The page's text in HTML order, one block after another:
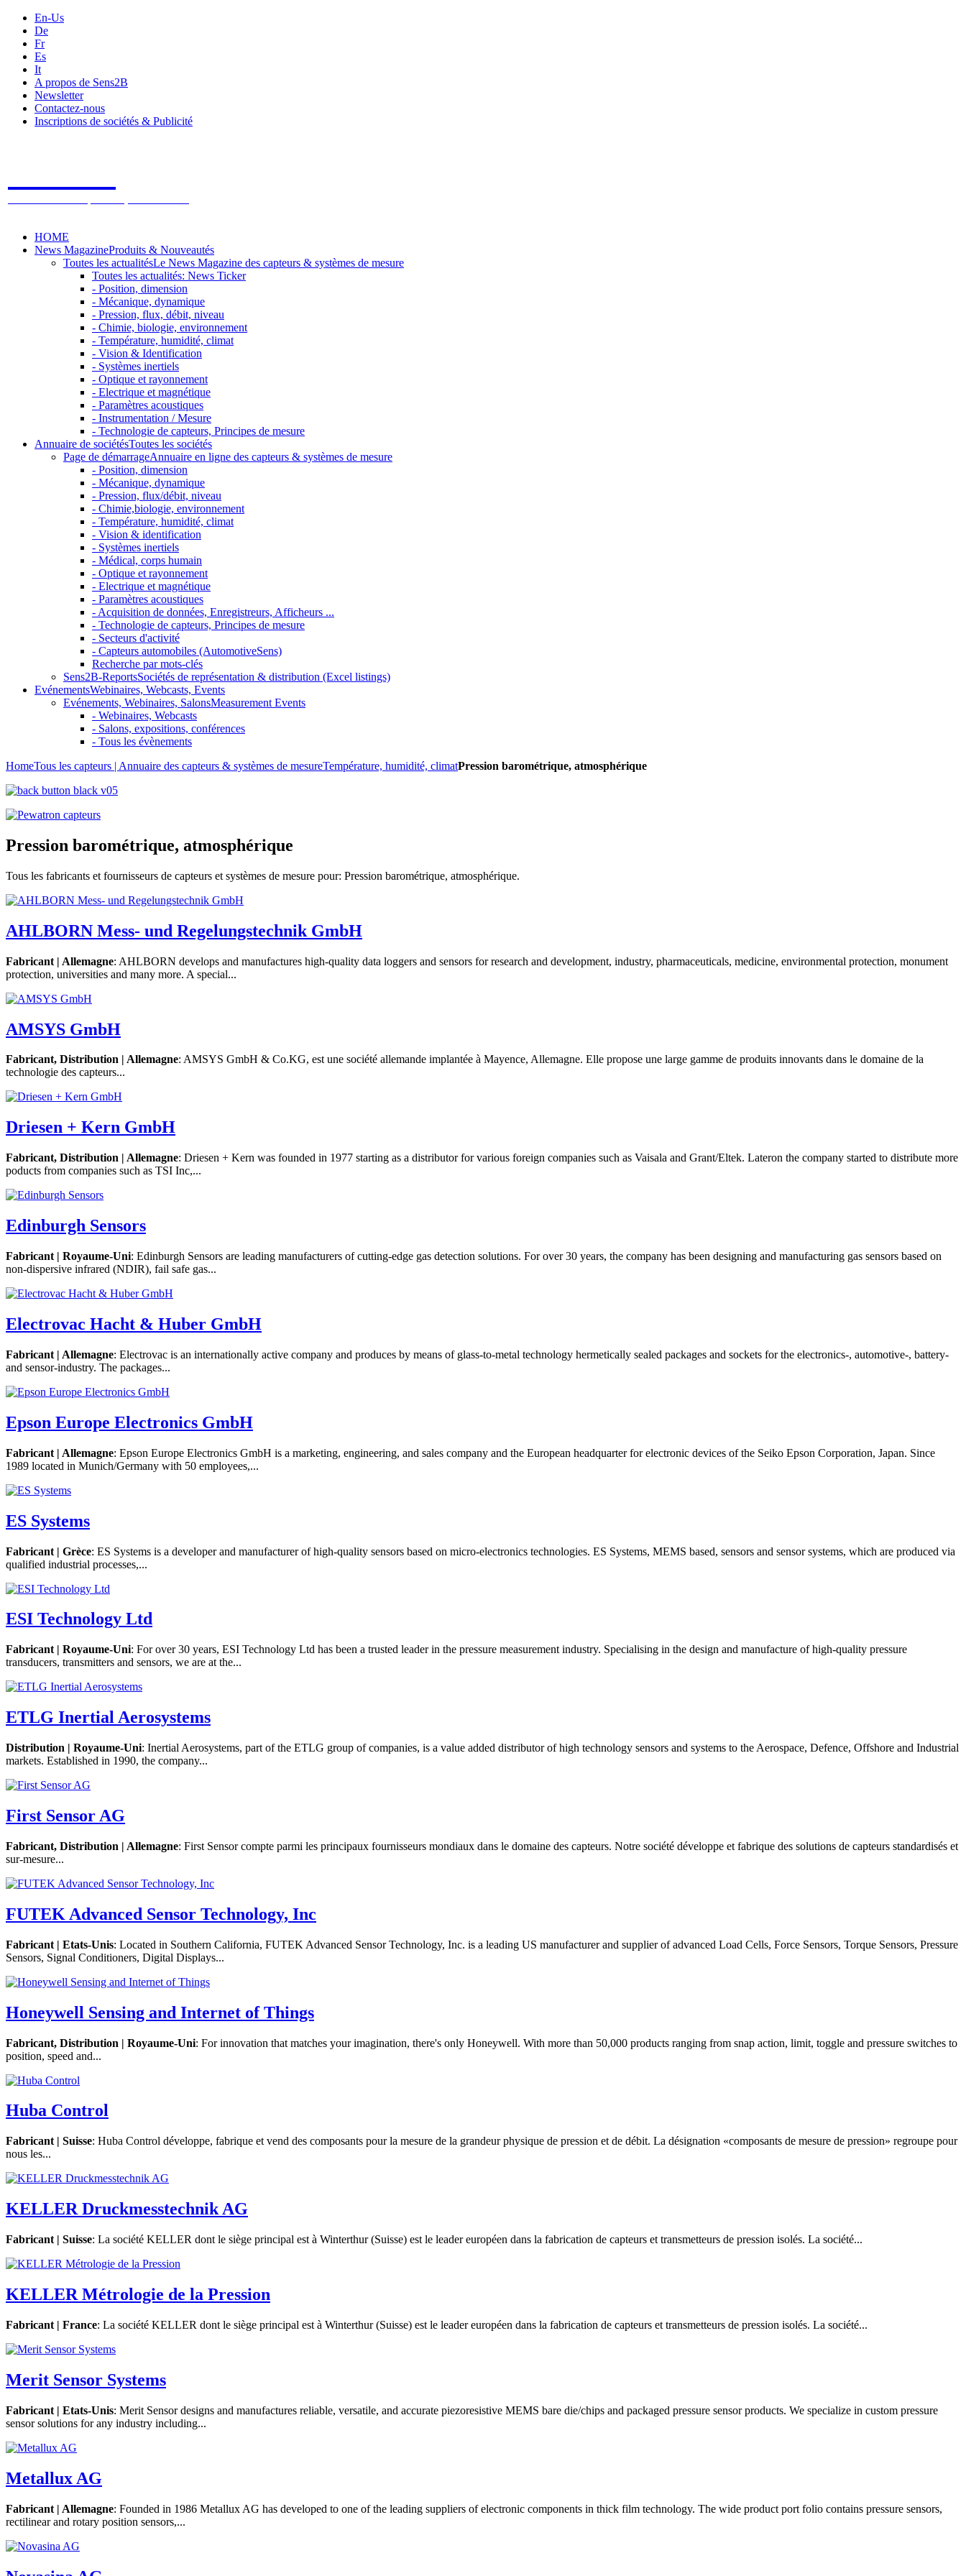
En-Us
De
Fr
Es
It
A propos de Sens2B
Newsletter
Contactez-nous
Inscriptions de sociétés & Publicité
HOME
News MagazineProduits & Nouveautés
Toutes les actualitésLe News Magazine des capteurs & systèmes de mesure
Toutes les actualités: News Ticker
- Position, dimension
- Mécanique, dynamique
- Pression, flux, débit, niveau
- Chimie, biologie, environnement
- Température, humidité, climat
- Vision & Identification
- Systèmes inertiels
- Optique et rayonnement
- Electrique et magnétique
- Paramètres acoustiques
- Instrumentation / Mesure
- Technologie de capteurs, Principes de mesure
Annuaire de sociétésToutes les sociétés
Page de démarrageAnnuaire en ligne des capteurs & systèmes de mesure
- Position, dimension
- Mécanique, dynamique
- Pression, flux/débit, niveau
- Chimie,biologie, environnement
- Température, humidité, climat
- Vision & identification
- Systèmes inertiels
- Médical, corps humain
- Optique et rayonnement
- Electrique et magnétique
- Paramètres acoustiques
- Acquisition de données, Enregistreurs, Afficheurs ...
- Technologie de capteurs, Principes de mesure
- Secteurs d'activité
- Capteurs automobiles (AutomotiveSens)
Recherche par mots-clés
Sens2B-ReportsSociétés de représentation & distribution (Excel listings)
EvénementsWebinaires, Webcasts, Events
Evénements, Webinaires, SalonsMeasurement Events
- Webinaires, Webcasts
- Salons, expositions, conférences
- Tous les évènements
HomeTous les capteurs | Annuaire des capteurs & systèmes de mesureTempérature, humidité, climatPression barométrique, atmosphérique
Pression barométrique, atmosphérique
Tous les fabricants et fournisseurs de capteurs et systèmes de mesure pour: Pression barométrique, atmosphérique.
AHLBORN Mess- und Regelungstechnik GmbH
Fabricant | Allemagne: AHLBORN develops and manufactures high-quality data loggers and sensors for research and development, industry, pharmaceuticals, medicine, environmental protection, monument
protection, universities and many more. A special...
AMSYS GmbH
Fabricant, Distribution | Allemagne: AMSYS GmbH & Co.KG, est une société allemande implantée à Mayence, Allemagne. Elle propose une large gamme de produits innovants dans le domaine de la
technologie des capteurs...
Driesen + Kern GmbH
Fabricant, Distribution | Allemagne: Driesen + Kern was founded in 1977 starting as a distributor for various foreign companies such as Vaisala and Grant/Eltek. Lateron the company started to distribute more
poducts from companies such as TSI Inc,...
Edinburgh Sensors
Fabricant | Royaume-Uni: Edinburgh Sensors are leading manufacturers of cutting-edge gas detection solutions. For over 30 years, the company has been designing and manufacturing gas sensors based on
non-dispersive infrared (NDIR), fail safe gas...
Electrovac Hacht & Huber GmbH
Fabricant | Allemagne: Electrovac is an internationally active company and produces by means of glass-to-metal technology hermetically sealed packages and sockets for the electronics-, automotive-, battery-
and sensor-industry. The packages...
Epson Europe Electronics GmbH
Fabricant | Allemagne: Epson Europe Electronics GmbH is a marketing, engineering, and sales company and the European headquarter for electronic devices of the Seiko Epson Corporation, Japan. Since
1989 located in Munich/Germany with 50 employees,...
ES Systems
Fabricant | Grèce: ES Systems is a developer and manufacturer of high-quality sensors based on micro-electronics technologies. ES Systems, MEMS based, sensors and sensor systems, which are produced via
qualified industrial processes,...
ESI Technology Ltd
Fabricant | Royaume-Uni: For over 30 years, ESI Technology Ltd has been a trusted leader in the pressure measurement industry. Specialising in the design and manufacture of high-quality pressure
transducers, transmitters and sensors, we are at the...
ETLG Inertial Aerosystems
Distribution | Royaume-Uni: Inertial Aerosystems, part of the ETLG group of companies, is a value added distributor of high technology sensors and systems to the Aerospace, Defence, Offshore and Industrial
markets. Established in 1990, the company...
First Sensor AG
Fabricant, Distribution | Allemagne: First Sensor compte parmi les principaux fournisseurs mondiaux dans le domaine des capteurs. Notre société développe et fabrique des solutions de capteurs standardisés et
sur-mesure...
FUTEK Advanced Sensor Technology, Inc
Fabricant | Etats-Unis: Located in Southern California, FUTEK Advanced Sensor Technology, Inc. is a leading US manufacturer and supplier of advanced Load Cells, Force Sensors, Torque Sensors, Pressure
Sensors, Signal Conditioners, Digital Displays...
Honeywell Sensing and Internet of Things
Fabricant, Distribution | Royaume-Uni: For innovation that matches your imagination, there's only Honeywell. With more than 50,000 products ranging from snap action, limit, toggle and pressure switches to
position, speed and...
Huba Control
Fabricant | Suisse: Huba Control développe, fabrique et vend des composants pour la mesure de la grandeur physique de pression et de débit. La désignation «composants de mesure de pression» regroupe pour
nous les...
KELLER Druckmesstechnik AG
Fabricant | Suisse: La société KELLER dont le siège principal est à Winterthur (Suisse) est le leader européen dans la fabrication de capteurs et transmetteurs de pression isolés. La société...
KELLER Métrologie de la Pression
Fabricant | France: La société KELLER dont le siège principal est à Winterthur (Suisse) est le leader européen dans la fabrication de capteurs et transmetteurs de pression isolés. La société...
Merit Sensor Systems
Fabricant | Etats-Unis: Merit Sensor designs and manufactures reliable, versatile, and accurate piezoresistive MEMS bare die/chips and packaged pressure sensor products. We specialize in custom pressure
sensor solutions for any industry including...
Metallux AG
Fabricant | Allemagne: Founded in 1986 Metallux AG has developed to one of the leading suppliers of electronic components in thick film technology. The wide product port folio contains pressure sensors,
rectilinear and rotary position sensors,...